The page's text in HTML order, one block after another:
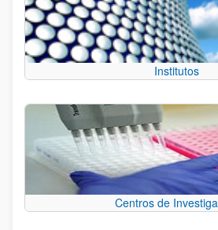
Institutos
Centros de